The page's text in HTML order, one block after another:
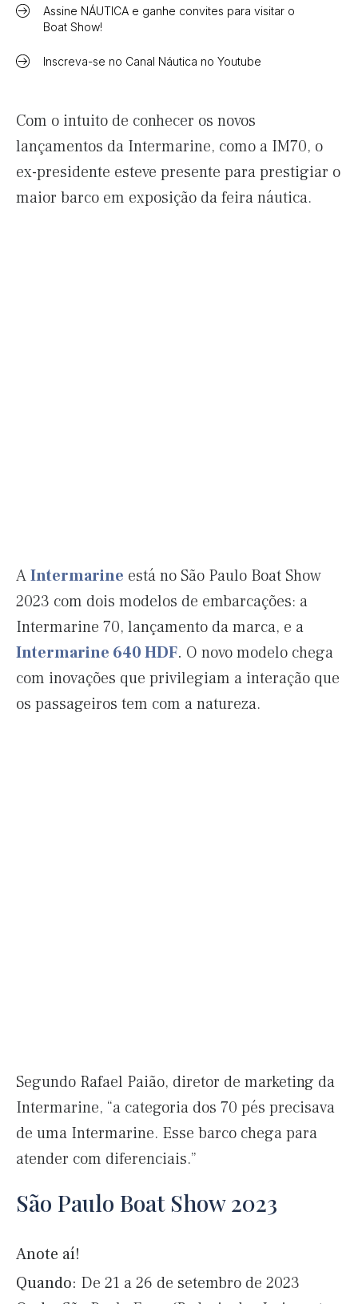
Assine NÁUTICA e ganhe convites para visitar o
Boat Show!
Inscreva-se no Canal Náutica no Youtube
Com o intuito de conhecer os novos
lançamentos da Intermarine, como a IM70, o
ex-presidente esteve presente para prestigiar o
maior barco em exposição da feira náutica.
AIntermarine está no São Paulo Boat Show
2023 com dois modelos de embarcações: a
Intermarine 70, lançamento da marca, e a
Intermarine 640 HDF. O novo modelo chega
com inovações que privilegiam a interação que
os passageiros tem com a natureza.
Segundo Rafael Paião, diretor de marketing da
Intermarine, “a categoria dos 70 pés precisava
de uma Intermarine. Esse barco chega para
atender com diferenciais.”
São Paulo Boat Show 2023
Anote aí!
Quando: De 21 a 26 de setembro de 2023